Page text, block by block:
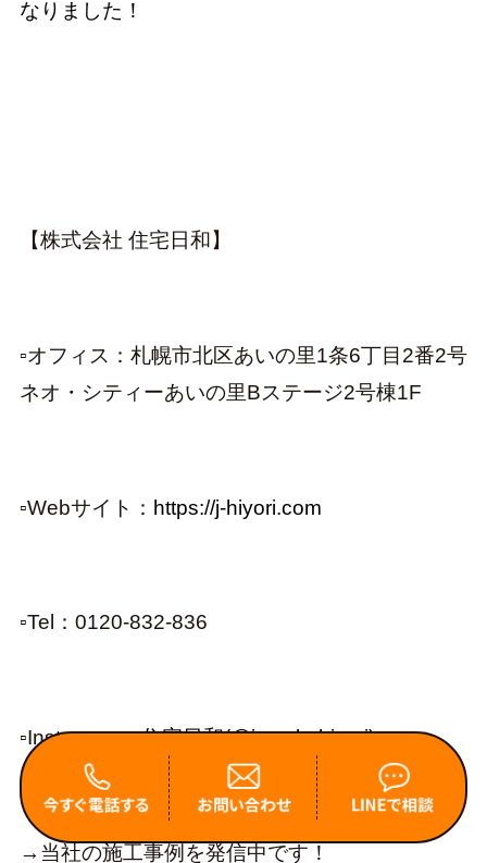
なりました！
【株式会社 住宅日和】
▫オフィス：札幌市北区あいの里1条6丁目2番2号
ネオ・シティーあいの里Bステージ2号棟1F
▫︎Webサイト： https://j-hiyori.com
▫︎Tel：0120-832-836
▫Instagram：住宅日和(@jyutakubiyori)
→当社の施工事例を発信中です！